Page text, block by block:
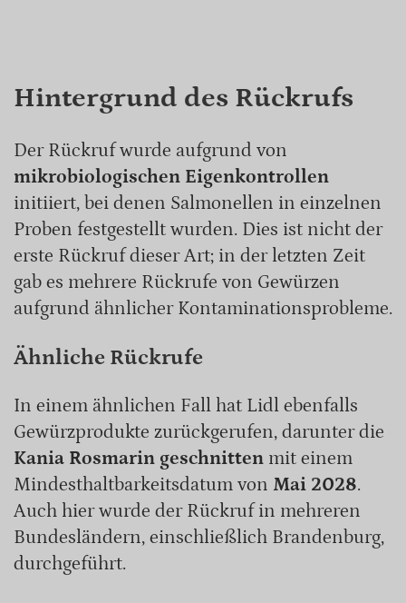
Hintergrund des Rückrufs
Der Rückruf wurde aufgrund von
mikrobiologischen Eigenkontrollen
initiiert, bei denen Salmonellen in einzelnen
Proben festgestellt wurden. Dies ist nicht der
erste Rückruf dieser Art; in der letzten Zeit
gab es mehrere Rückrufe von Gewürzen
aufgrund ähnlicher Kontaminationsprobleme.
Ähnliche Rückrufe
In einem ähnlichen Fall hat Lidl ebenfalls
Gewürzprodukte zurückgerufen, darunter die
Kania Rosmarin geschnitten mit einem
Mindesthaltbarkeitsdatum von Mai 2028.
Auch hier wurde der Rückruf in mehreren
Bundesländern, einschließlich Brandenburg,
durchgeführt.